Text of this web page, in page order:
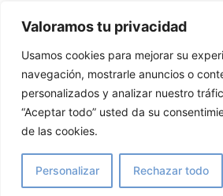
Valoramos tu privacidad
Usamos cookies para mejorar su
navegación, mostrarle anuncios o
personalizados y analizar nuestro
“Aceptar todo” usted da su
de las cookies.
Personalizar Rechazar todo